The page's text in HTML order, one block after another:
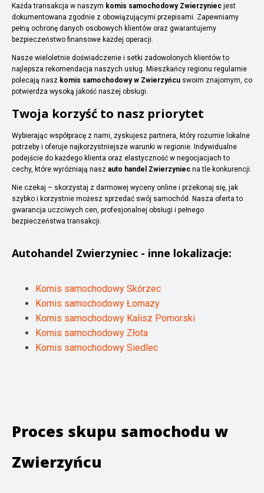
Każda transakcja w naszym komis samochodowy Zwierzyniec jest
dokumentowana zgodnie z obowiązującymi przepisami. Zapewniamy
pełną ochronę danych osobowych klientów oraz gwarantujemy
bezpieczeństwo finansowe każdej operacji.
Nasze wieloletnie doświadczenie i setki zadowolonych klientów to
najlepsza rekomendacja naszych usług. Mieszkańcy regionu regularnie
polecają nasz komis samochodowy w Zwierzyńcu swoim znajomym, co
potwierdza wysoką jakość naszej obsługi.
Twoja korzyść to nasz priorytet
Wybierając współpracę z nami, zyskujesz partnera, który rozumie lokalne
potrzeby i oferuje najkorzystniejsze warunki w regionie. Indywidualne
podejście do każdego klienta oraz elastyczność w negocjacjach to
cechy, które wyróżniają nasz auto handel Zwierzyniec na tle konkurencji.
Nie czekaj – skorzystaj z darmowej wyceny online i przekonaj się, jak
szybko i korzystnie możesz sprzedać swój samochód. Nasza oferta to
gwarancja uczciwych cen, profesjonalnej obsługi i pełnego
bezpieczeństwa transakcji.
Autohandel Zwierzyniec - inne lokalizacje:
Komis samochodowy Skórzec
Komis samochodowy Łomazy
Komis samochodowy Kalisz Pomorski
Komis samochodowy Złota
Komis samochodowy Siedlec
Proces skupu samochodu w
Zwierzyńcu